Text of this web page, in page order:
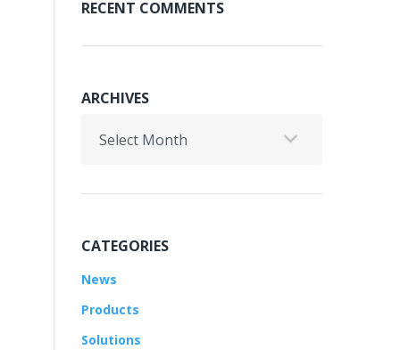
RECENT COMMENTS
ARCHIVES
CATEGORIES
News
Products
Solutions